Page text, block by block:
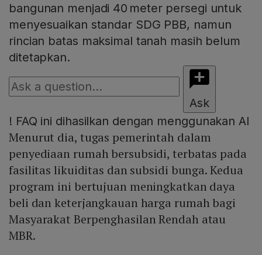
bangunan menjadi 40 meter persegi untuk
menyesuaikan standar SDG PBB, namun
rincian batas maksimal tanah masih belum
ditetapkan.
Ask
! FAQ ini dihasilkan dengan menggunakan AI
Menurut dia, tugas pemerintah dalam
penyediaan rumah bersubsidi, terbatas pada
fasilitas likuiditas dan subsidi bunga. Kedua
program ini bertujuan meningkatkan daya
beli dan keterjangkauan harga rumah bagi
Masyarakat Berpenghasilan Rendah atau
MBR.